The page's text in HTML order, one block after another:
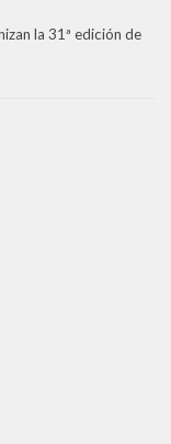
la 31ª edición de